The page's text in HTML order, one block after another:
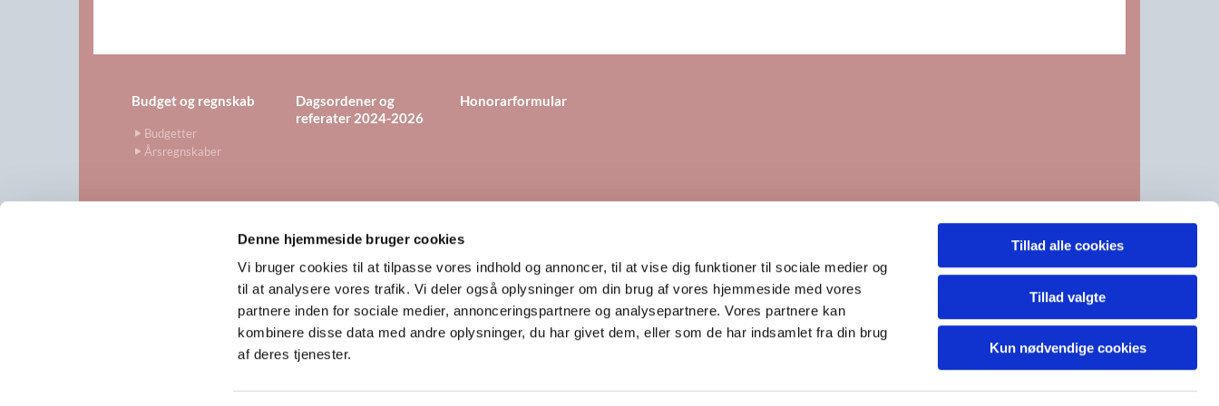
Denne hjemmeside bruger cookies
Vi bruger cookies til at tilpasse vores indhold og annoncer, til at vise dig funktioner til sociale medier og
til at analysere vores trafik. Vi deler også oplysninger om din brug af vores hjemmeside med vores
partnere inden for sociale medier, annonceringspartnere og analysepartnere. Vores partnere kan
kombinere disse data med andre oplysninger, du har givet dem, eller som de har indsamlet fra din brug
af deres tjenester.
Tillad alle cookies
Tillad valgte
Kun nødvendige cookies
Budget og regnskab
Budgetter
Årsregnskaber
Dagsordener og
referater 2024-2026
Honorarformular
www.kirkervedviby.dk · Skolevej 17, 4130 Viby Sjælland
Cookiepolitik Tilgængelighedserklæring